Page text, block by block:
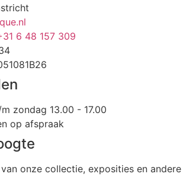
6 48 157 309
zondag 13.00 - 17.00
op afspraak
onze collectie, exposities en andere